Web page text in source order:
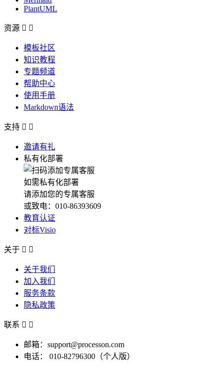
PlantUML
资源  
模板社区
知识教程
专题频道
帮助中心
使用手册
Markdown语法
支持  
邀请有礼
私有化部署
如需私有化部署
请添加您的专属客服
或致电：010-86393609
教育认证
对标Visio
关于  
关于我们
加入我们
服务条款
隐私政策
联系  
邮箱：support@processon.com
电话：
010-82796300（个人版）